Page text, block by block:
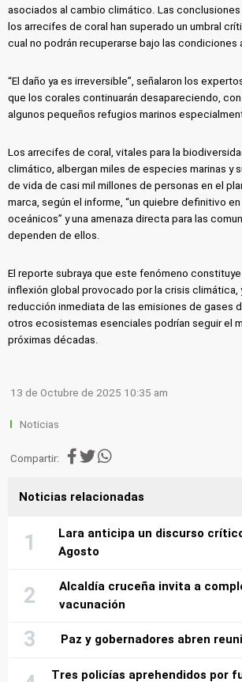
asociados al cambio climático. Las
los arrecifes de coral han superado un umbral
cual no podrán recuperarse bajo las condiciones
“El daño ya es irreversible”, señalaron los
que los corales continuarán desapareciendo,
algunos pequeños refugios marinos
Los arrecifes de coral, vitales para la
climático, albergan miles de especies marinas y
de vida de casi mil millones de personas en el
marca, según el informe, “un quiebre definitivo
oceánicos” y una amenaza directa para las
dependen de ellos.
El reporte subraya que este fenómeno
inflexión global provocado por la crisis climática,
reducción inmediata de las emisiones de gases
otros ecosistemas esenciales podrían seguir el
próximas décadas.
13 de Octubre de 2025 10:35 am
Noticias
Compartir:
Noticias relacionadas
Lara anticipa un discurso
Agosto
Alcaldía cruceña invita a
vacunación
Paz y gobernadores abren
Tres policías aprehendidos por